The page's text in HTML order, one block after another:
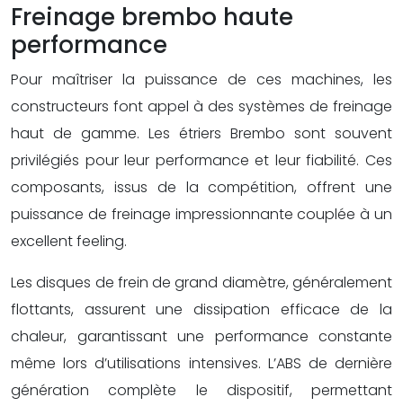
Freinage brembo haute
performance
Pour maîtriser la puissance de ces machines, les
constructeurs font appel à des systèmes de freinage
haut de gamme. Les étriers Brembo sont souvent
privilégiés pour leur performance et leur fiabilité. Ces
composants, issus de la compétition, offrent une
puissance de freinage impressionnante couplée à un
excellent feeling.
Les disques de frein de grand diamètre, généralement
flottants, assurent une dissipation efficace de la
chaleur, garantissant une performance constante
même lors d’utilisations intensives. L’ABS de dernière
génération complète le dispositif, permettant